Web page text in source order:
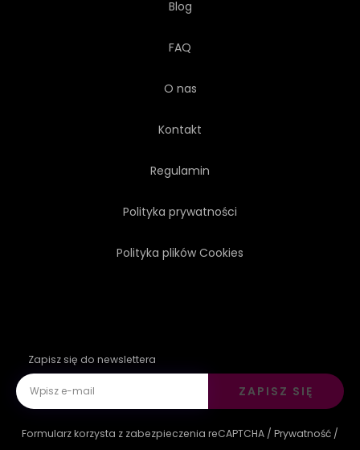
Blog
FAQ
O nas
Kontakt
Regulamin
Polityka prywatności
Polityka plików Cookies
Zapisz się do newslettera
ZAPISZ SIĘ
Formularz korzysta z zabezpieczenia reCAPTCHA / Prywatność /